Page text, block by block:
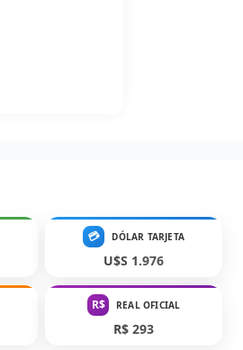
💳 DÓLAR TARJETA
U$S 1.976
R$ REAL OFICIAL
R$ 293